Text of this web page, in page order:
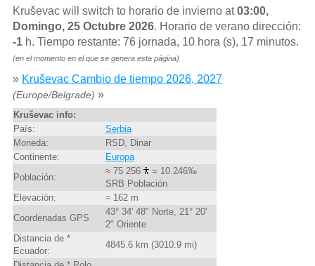
Kruševac will switch to horario de invierno at03:00,
Domingo, 25 Octubre 2026. Horario de verano dirección:
-1h. Tiempo restante: 76 jornada, 10 hora (s), 17 minutos.
(en el momento en el que se genera esta página)
» Kruševac Cambio de tiempo 2026, 2027
(Europe/Belgrade) »
Kruševac info:
País:
Serbia
Moneda:
RSD, Dinar
Continente:
Europa
Población:
≈ 75 256
= 10.246‰
SRB Población
Elevación:
≈ 162 m
Coordenadas GPS
43° 34' 48" Norte, 21° 20'
2" Oriente
Distancia de *
Ecuador:
4845.6 km (3010.9 mi)